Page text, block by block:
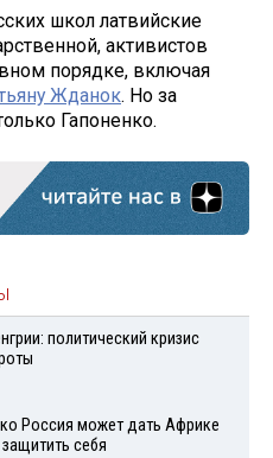
школ латвийские
активистов
порядке, включая
Жданок. Но за
Гапоненко.
политический кризис
Россия может дать Африке
себя